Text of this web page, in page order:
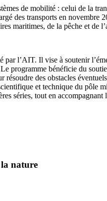
de mobilité : celui de la
des transports en novembre
maritimes, de la pêche et de
par l’AIT. Il vise à soutenir
programme bénéficie du
des obstacles
et technique du pôle
séries, tout en
nature